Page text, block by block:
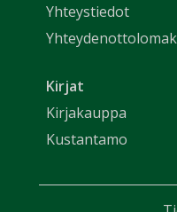
Yhteystiedot
Kirjat
Kirjakauppa
Kustantamo